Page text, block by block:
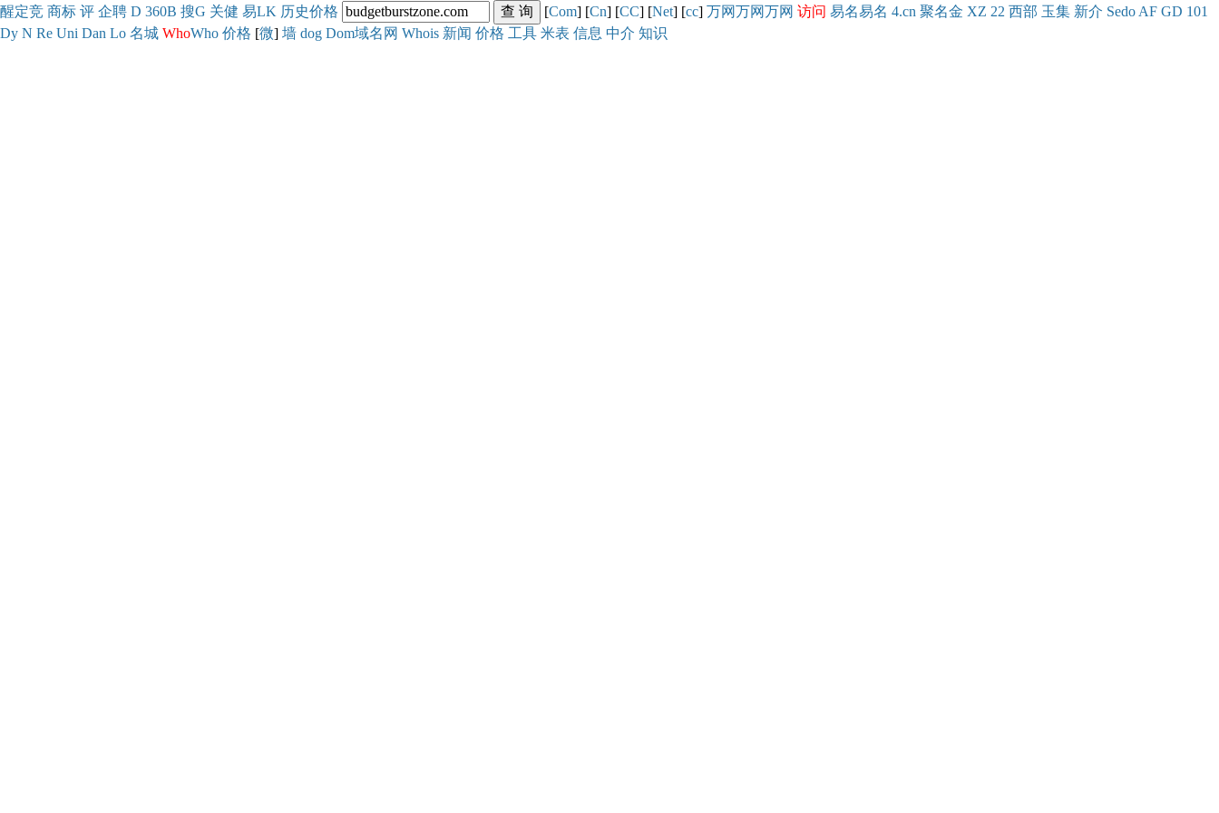
醒定竞 商标 评 企聘 D 360B 搜G 关健 易LK 历史价格 [Com] [Cn] [CC] [Net] [cc] 万网万网万网 访问 易名易名 4.cn 聚名金 XZ 22 西部 玉集 新介 Sedo AF GD 101
Dy N Re Uni Dan Lo 名城 WhoWho 价格 [微] 墙 dog Dom域名网 Whois 新闻 价格 工具 米表 信息 中介 知识